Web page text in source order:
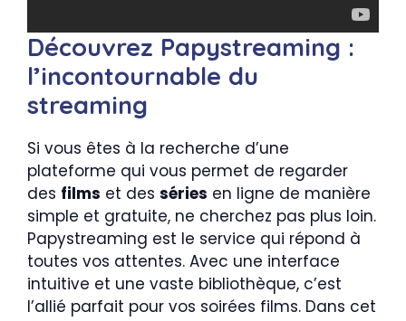
Découvrez Papystreaming :
l’incontournable du
streaming
Si vous êtes à la recherche d’une
plateforme qui vous permet de regarder
des films et des séries en ligne de manière
simple et gratuite, ne cherchez pas plus loin.
Papystreaming est le service qui répond à
toutes vos attentes. Avec une interface
intuitive et une vaste bibliothèque, c’est
l’allié parfait pour vos soirées films. Dans cet